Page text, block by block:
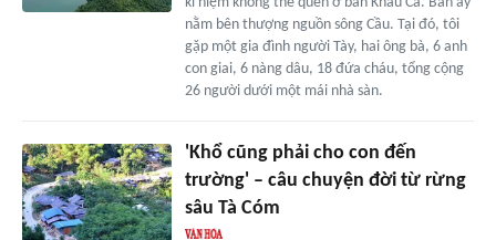
nằm bên thượng nguồn sông Cầu. Tại đó, tôi
gặp một gia đình người Tày, hai ông bà, 6 anh
con giai, 6 nàng dâu, 18 đứa cháu, tổng cộng
26 người dưới một mái nhà sàn.
'Khổ cũng phải cho con đến
trường' – câu chuyện đời từ rừng
sâu Tà Cóm